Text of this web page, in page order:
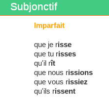
Subjonctif
Imparfait
que je risse
que tu risses
qu'il rît
que nous rissions
que vous rissiez
qu'ils rissent